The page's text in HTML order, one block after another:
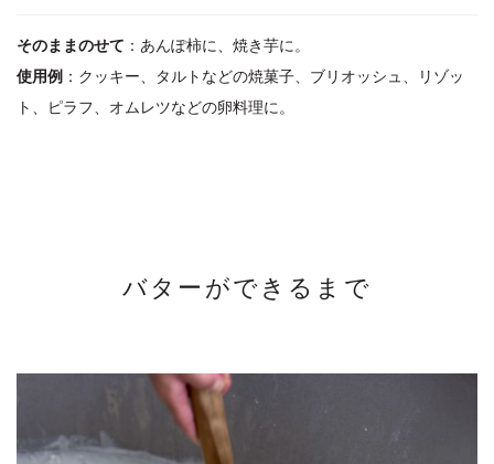
そのままのせて ：あんぽ柿に、焼き芋に。
使用例 ：クッキー、タルトなどの焼菓子、ブリオッシュ、リゾッ
ト、ピラフ、オムレツなどの卵料理に。
バターができるまで